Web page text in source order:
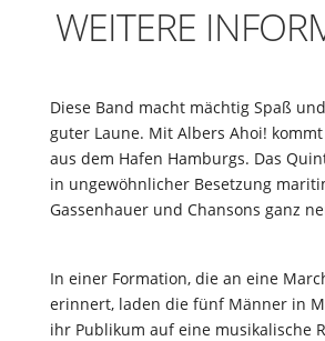
WEITERE
Diese Band macht mächtig Spaß
guter Laune. Mit Albers Ahoi!
aus dem Hafen Hamburgs. Das
in ungewöhnlicher Besetzung
Gassenhauer und Chansons ganz
In einer Formation, die an eine
erinnert, laden die fünf Männer in
ihr Publikum auf eine musikalische